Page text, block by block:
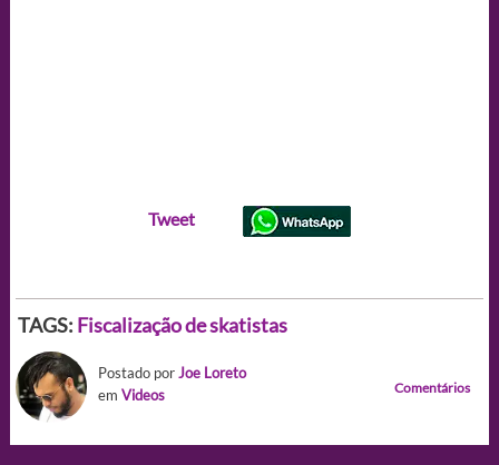
Tweet
TAGS: Fiscalização de skatistas
Postado porJoe Loreto
em Videos Comentários